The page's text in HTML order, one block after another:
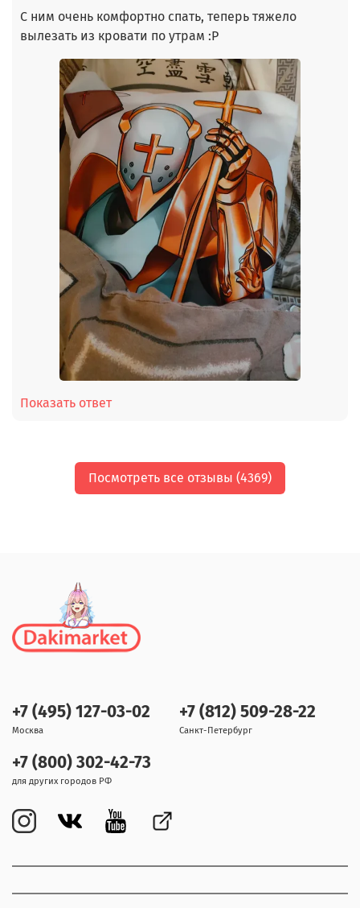
С ним очень комфортно спать, теперь тяжело
вылезать из кровати по утрам :Р
Показать ответ
Посмотреть все отзывы (4369)
+7 (495) 127-03-02
Москва
+7 (812) 509-28-22
Санкт-Петербург
+7 (800) 302-42-73
для других городов РФ